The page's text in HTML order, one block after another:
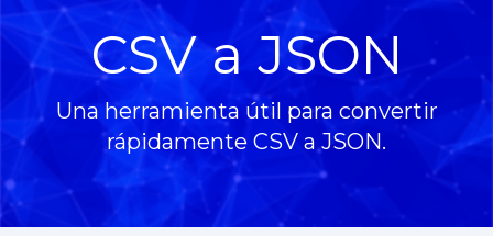
CSV a JSON
Una herramienta útil para convertir
rápidamente CSV a JSON.